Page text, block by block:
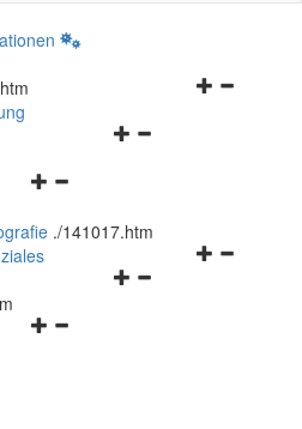
Navigationsmenü
Navigationsmenü
und
schließen
./141017.htm
Navigationsmenü
Navigationsmenü